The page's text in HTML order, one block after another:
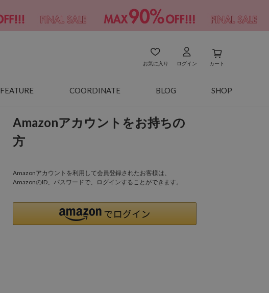
お気に入り ログイン カート
FEATURE COORDINATE BLOG SHOP
Amazonアカウントをお持ちの
方
Amazonアカウントを利用して会員登録されたお客様は、
AmazonのID、パスワードで、ログインすることができます。